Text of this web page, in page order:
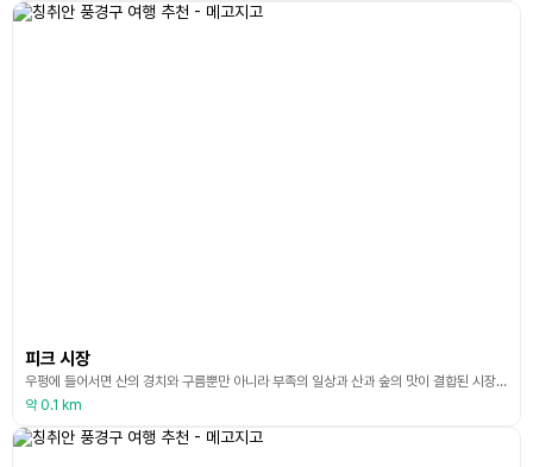
피크 시장
우펑에 들어서면 산의 경치와 구름뿐만 아니라 부족의 일상과 산과 숲의 맛이 결합된 시장인 펑시장도 볼 수 있습니다. 여기에는 시끄러운 군중이 없습니다. 대신 산책과 담소의 속도가 느리기 때문에 사람들이 들어서자마자 무의식적으로 속도를 늦추게 됩니다. 풍시장은 현지 부족 농산물, 수공예품, 특산 간식을 한자리에 모으며 노점에는 인간미가 가득합니다. 제철 과일과 채소, 산에서 나는 야생 채소, 원주민 요리, 부족 이야기가 담긴 수공예품. 모든 것은 Wufe
약 0.1 km